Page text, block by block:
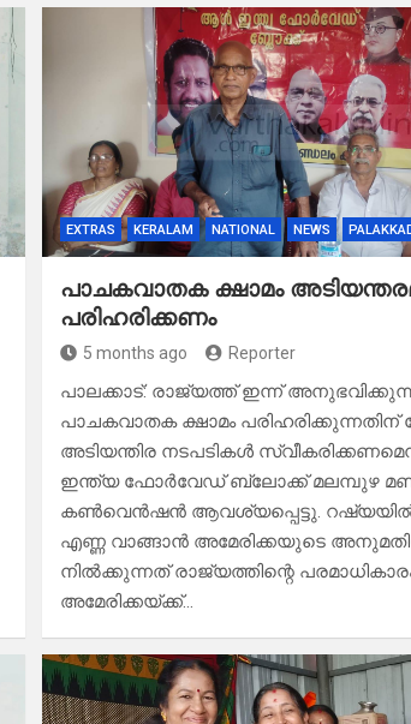
EXTRAS KERALAM NATIONAL NEWS
പാചകവാതക ക്ഷാമം
പരിഹരിക്കണം
5 months ago Reporter
പാലക്കാട്: രാജ്യത്ത് ഇന്ന്
പാചകവാതക ക്ഷാമം പരിഹരിക്കുന്നതിന്
അടിയന്തിര നടപടികൾ
ഇന്ത്യ ഫോർവേഡ് ബ്ലോക്ക് മലമ്പുഴ
കൺവെൻഷൻ ആവശ്യപ്പെട്ടു. റഷ്യയിൽ
എണ്ണ വാങ്ങാൻ അമേരിക്കയുടെ
നിൽക്കുന്നത് രാജ്യത്തിന്റെ
അമേരിക്കയ്ക്ക്…